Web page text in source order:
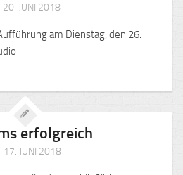
20. JUNI 2018
am Dienstag, den 26.
erfolgreich
17. JUNI 2018